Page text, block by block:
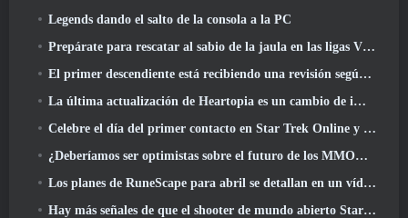
Legends dando el salto de la consola a la PC
Prepárate para rescatar al sabio de la jaula en las ligas VI de RuneScape de la vieja escuela: Pactos demoniacos
El primer descendiente está recibiendo una revisión según Dev Stream
La última actualización de Heartopia es un cambio de imagen al estilo de Alicia en el país de las maravillas
Celebre el día del primer contacto en Star Trek Online y gane una nueva versión del Nobel Intel Battlecruiser
¿Deberíamos ser optimistas sobre el futuro de los MMORPG??
Los planes de RuneScape para abril se detallan en un vídeo para desarrolladores
Hay más señales de que el shooter de mundo abierto StarCraft podría ser algo real